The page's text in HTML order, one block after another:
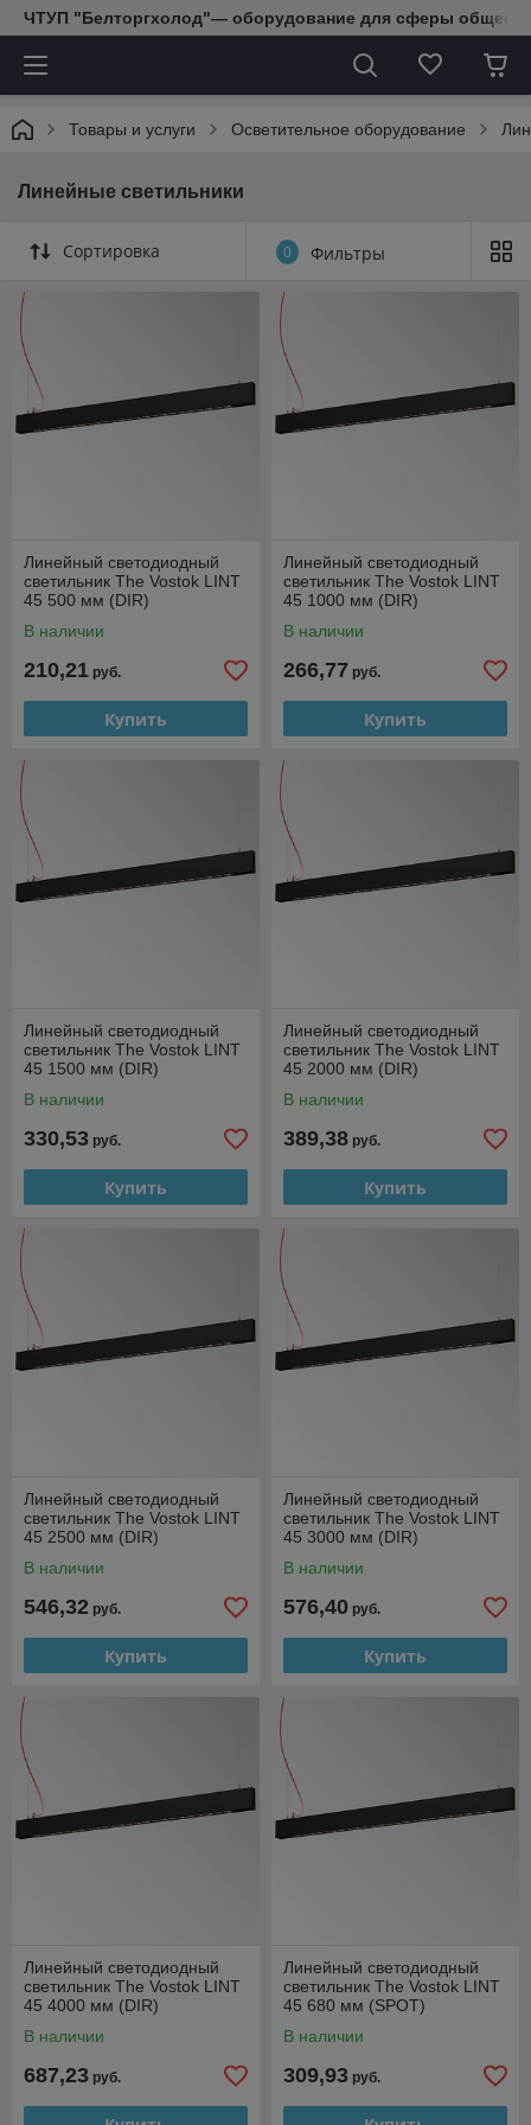
ЧТУП "Белторгхолод"— оборудование для сферы
Товары и услуги Осветительное оборудование
Линейные светильники
Сортировка 0 Фильтры
Линейный светодиодный
светильник The Vostok LINT
45 500 мм (DIR)
В наличии
210,21 руб.
Купить
Линейный светодиодный
светильник The Vostok LINT
45 1000 мм (DIR)
В наличии
266,77 руб.
Купить
Линейный светодиодный
светильник The Vostok LINT
45 1500 мм (DIR)
В наличии
330,53 руб.
Купить
Линейный светодиодный
светильник The Vostok LINT
45 2000 мм (DIR)
В наличии
389,38 руб.
Купить
Линейный светодиодный
светильник The Vostok LINT
45 2500 мм (DIR)
В наличии
546,32 руб.
Купить
Линейный светодиодный
светильник The Vostok LINT
45 3000 мм (DIR)
В наличии
576,40 руб.
Купить
Линейный светодиодный
светильник The Vostok LINT
45 4000 мм (DIR)
В наличии
687,23 руб.
Линейный светодиодный
светильник The Vostok LINT
45 680 мм (SPOT)
В наличии
309,93 руб.